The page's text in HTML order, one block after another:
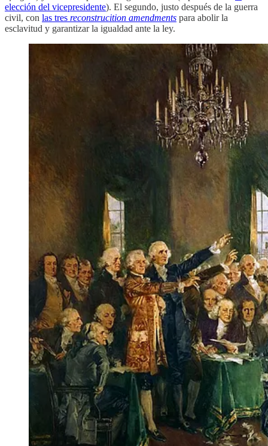
elección del vicepresidente). El segundo, justo después de la guerra
civil, con las tres reconstrucition amendments para abolir la
esclavitud y garantizar la igualdad ante la ley.